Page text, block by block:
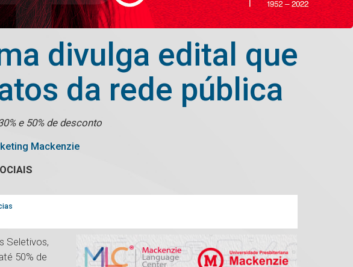
divulga edital que
da rede pública
e 50% de desconto
Mackenzie
Seletivos,
50% de